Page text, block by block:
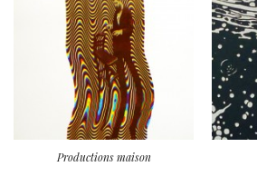
Productions maison